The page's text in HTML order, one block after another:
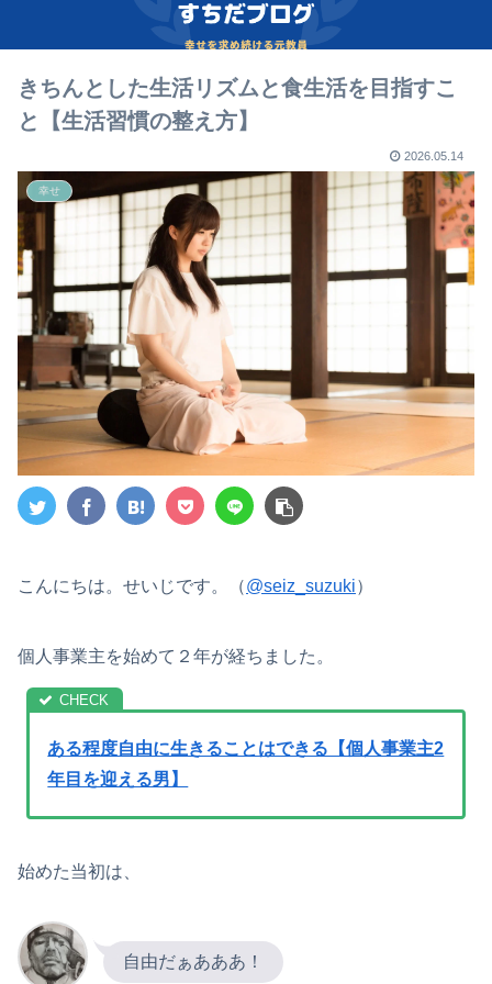
きちんとした生活リズムと食生活を目指すこ
と【生活習慣の整え方】
2026.05.14
幸せ
こんにちは。せいじです。（@seiz_suzuki）
個人事業主を始めて２年が経ちました。
ある程度自由に生きることはできる【個人事業主2
年目を迎える男】
始めた当初は、
自由だぁあああ！